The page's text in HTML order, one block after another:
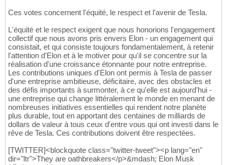
Ces votes concernent l'équité, le respect et l'avenir de Tesla.
L'équité et le respect exigent que nous honorions l'engagement
collectif que nous avons pris envers Elon - un engagement qui
consistait, et qui consiste toujours fondamentalement, à retenir
l'attention d'Elon et à le motiver pour qu'il se concentre sur la
réalisation d'une croissance étonnante pour notre entreprise.
Les contributions uniques d'Elon ont permis à Tesla de passer
d'une entreprise ambitieuse, déficitaire, avec des obstacles et
des défis importants à surmonter, à ce qu'elle est aujourd'hui -
une entreprise qui change littéralement le monde en menant de
nombreuses initiatives essentielles qui rendent notre planète
plus durable, tout en apportant des centaines de milliards de
dollars de valeur à tous ceux d'entre vous qui ont investi dans le
rêve de Tesla. Ces contributions doivent être respectées.
[TWITTER]<blockquote class="twitter-tweet"><p lang="en"
dir="ltr">They are oathbreakers</p>&mdash; Elon Musk